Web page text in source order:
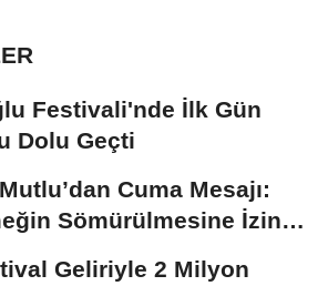
Festivali'nde İlk Gün
Dolu Geçti
Cuma Mesajı:
Sömürülmesine İzin
Geliriyle 2 Milyon